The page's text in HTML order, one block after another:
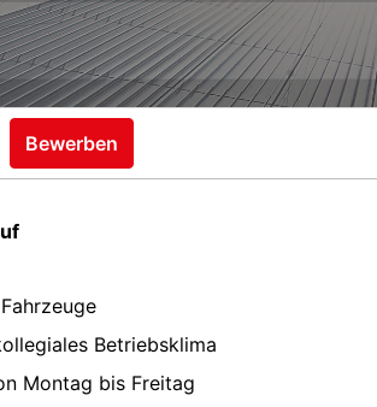
Bewerben
Betriebsklima
Montag bis Freitag